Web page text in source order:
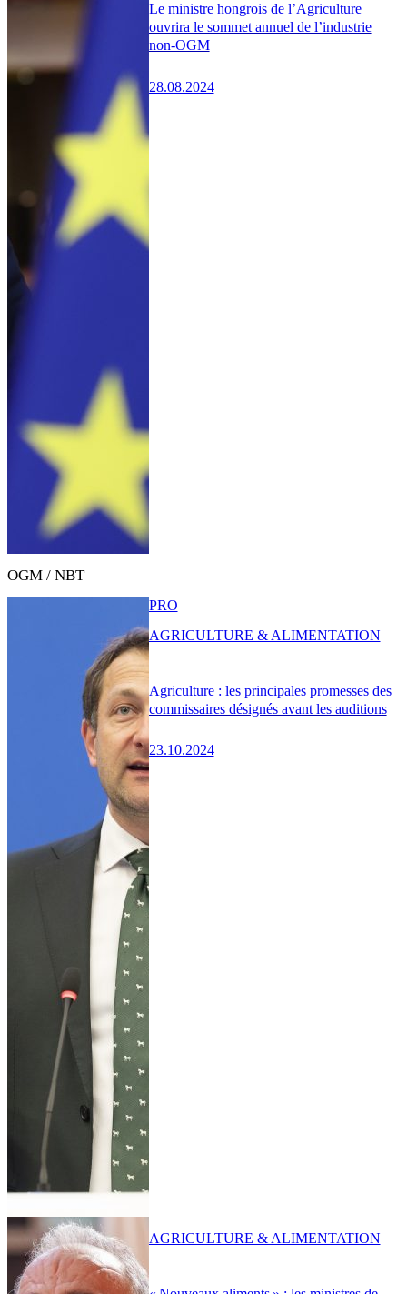
Le ministre hongrois de l’Agriculture
ouvrira le sommet annuel de l’industrie
non-OGM
28.08.2024
OGM / NBT
Agriculture : les principales promesses des
commissaires désignés avant les auditions
23.10.2024
PRO
AGRICULTURE & ALIMENTATION
AGRICULTURE & ALIMENTATION